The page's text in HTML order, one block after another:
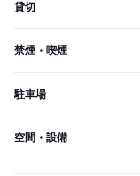
貸切
禁煙・喫煙
駐車場
空間・設備